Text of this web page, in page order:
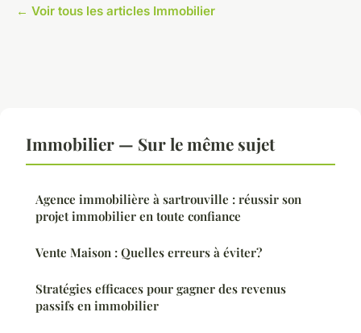
← Voir tous les articles Immobilier
Immobilier — Sur le même sujet
Agence immobilière à sartrouville : réussir son
projet immobilier en toute confiance
Vente Maison : Quelles erreurs à éviter?
Stratégies efficaces pour gagner des revenus
passifs en immobilier